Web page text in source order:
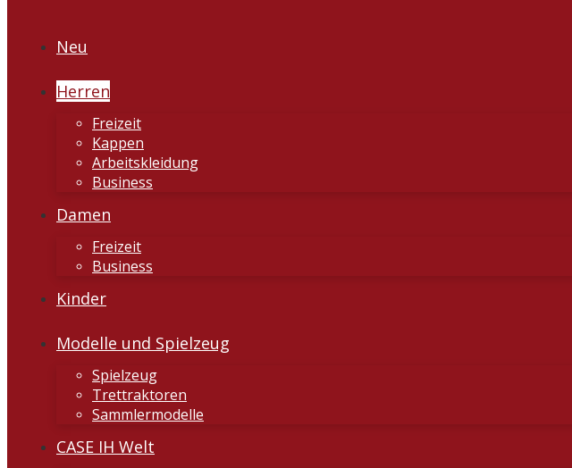
Neu
Herren
Freizeit
Kappen
Arbeitskleidung
Business
Damen
Freizeit
Business
Kinder
Modelle und Spielzeug
Spielzeug
Trettraktoren
Sammlermodelle
CASE IH Welt